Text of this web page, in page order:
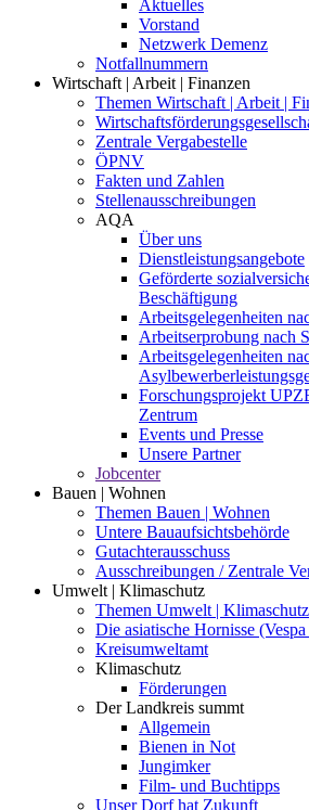
Aktuelles
Vorstand
Netzwerk Demenz
Notfallnummern
Wirtschaft | Arbeit | Finanzen
Themen Wirtschaft | Arbeit |
Zentrale Vergabestelle
ÖPNV
Fakten und Zahlen
Stellenausschreibungen
AQA
Über uns
Dienstleistungsangebote
Geförderte
Beschäftigung
Arbeitsgelegenheiten
Arbeitserprobung nach
Arbeitsgelegenheiten
Forschungsprojekt
Zentrum
Events und Presse
Unsere Partner
Jobcenter
Bauen | Wohnen
Themen Bauen | Wohnen
Untere Bauaufsichtsbehörde
Gutachterausschuss
Ausschreibungen / Zentrale
Umwelt | Klimaschutz
Themen Umwelt | Klimaschutz
Die asiatische Hornisse
Kreisumweltamt
Klimaschutz
Förderungen
Der Landkreis summt
Allgemein
Bienen in Not
Jungimker
Film- und Buchtipps
Unser Dorf hat Zukunft